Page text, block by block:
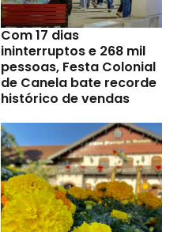
Com 17 dias
ininterruptos e 268 mil
pessoas, Festa Colonial
de Canela bate recorde
histórico de vendas